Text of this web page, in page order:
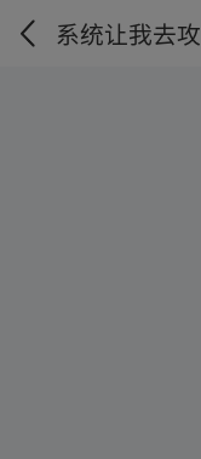
系统让我去